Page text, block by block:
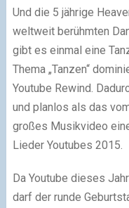
Und die 5 jährige
weltweit berühmten
gibt es einmal eine
Thema „Tanzen“
Youtube Rewind.
und planlos als das
großes Musikvideo
Lieder Youtubes 2015.
Da Youtube dieses
darf der runde